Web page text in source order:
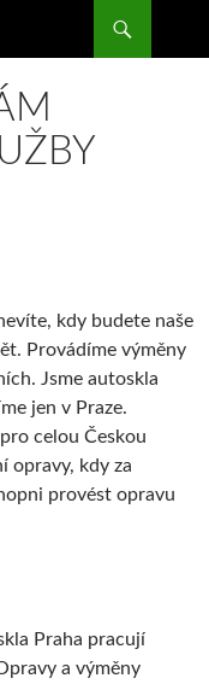
kdy budete naše
Provádíme výměny
Jsme autoskla
jen v Praze.
celou Českou
opravy, kdy za
provést opravu
Praha pracují
a výměny